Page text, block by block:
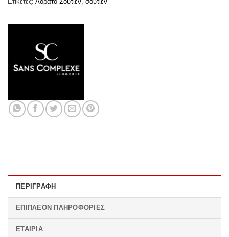
ΠΕΡΙΓΡΑΦΉ
ΕΠΙΠΛΈΟΝ ΠΛΗΡΟΦΟΡΊΕΣ
ΕΤΑΙΡΊΑ